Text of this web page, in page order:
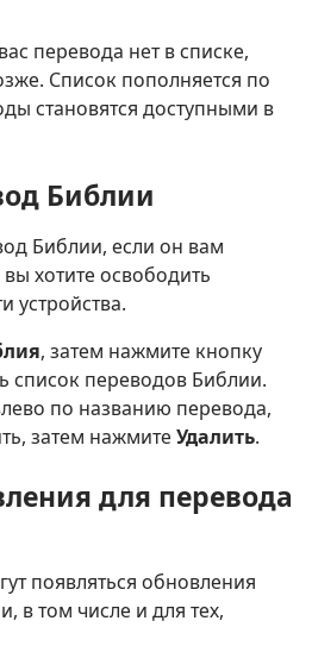
перевода нет в списке,
Список пополняется по
становятся доступными в
Библии
Библии, если он вам
хотите освободить
устройства.
, затем нажмите кнопку
список переводов Библии.
по названию перевода,
затем нажмите Удалить.
для перевода
появляться обновления
в том числе и для тех,